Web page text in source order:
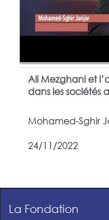
Ali Mezghani et
dans les sociétés
Mohamed-Sghir
24/11/2022
La Fondation